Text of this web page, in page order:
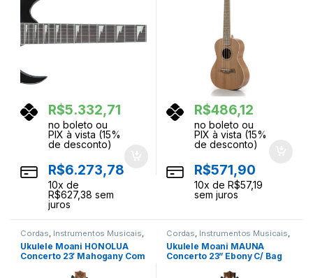
R$5.332,71
no boleto ou
PIX à vista (15%
de desconto)
R$6.273,78
10x de
R$627,38 sem
juros
R$486,12
no boleto ou
PIX à vista (15%
de desconto)
R$571,90
10x de R$57,19
sem juros
Cordas, Instrumentos Musicais,
Ukuleles
Ukulele Moani HONOLUA
Concerto 23′ Mahogany Com
Cordas, Instrumentos Musicais,
Ukuleles
Ukulele Moani MAUNA
Concerto 23” Ebony C/ Bag